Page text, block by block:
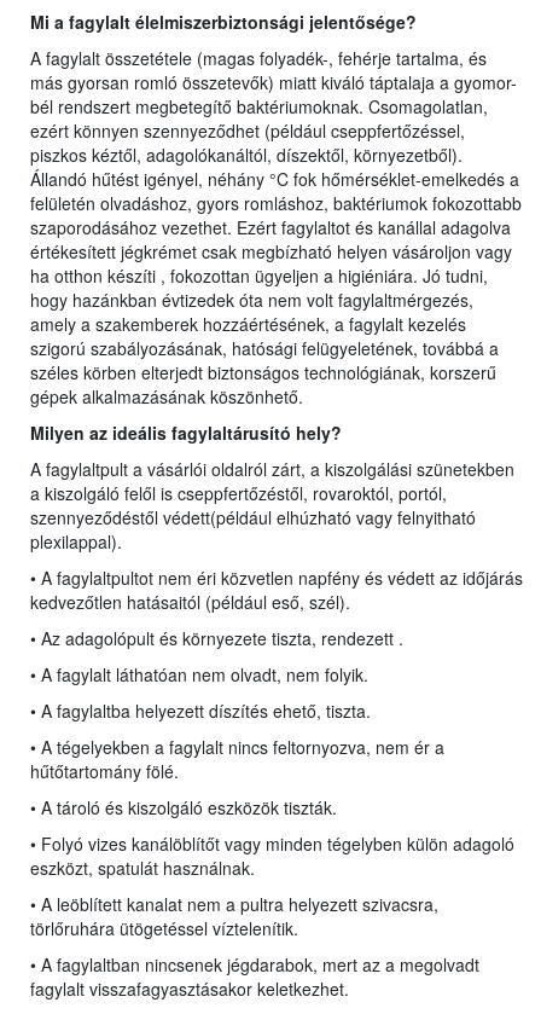
Mi a fagylalt élelmiszerbiztonsági jelentősége?
A fagylalt összetétele (magas folyadék-, fehérje tartalma, és
más gyorsan romló összetevők) miatt kiváló táptalaja a gyomor-
bél rendszert megbetegítő baktériumoknak. Csomagolatlan,
ezért könnyen szennyeződhet (például cseppfertőzéssel,
piszkos kéztől, adagolókanáltól, díszektől, környezetből).
Állandó hűtést igényel, néhány °C fok hőmérséklet-emelkedés a
felületén olvadáshoz, gyors romláshoz, baktériumok fokozottabb
szaporodásához vezethet. Ezért fagylaltot és kanállal adagolva
értékesített jégkrémet csak megbízható helyen vásároljon vagy
ha otthon készíti , fokozottan ügyeljen a higiéniára. Jó tudni,
hogy hazánkban évtizedek óta nem volt fagylaltmérgezés,
amely a szakemberek hozzáértésének, a fagylalt kezelés
szigorú szabályozásának, hatósági felügyeletének, továbbá a
széles körben elterjedt biztonságos technológiának, korszerű
gépek alkalmazásának köszönhető.
Milyen az ideális fagylaltárusító hely?
A fagylaltpult a vásárlói oldalról zárt, a kiszolgálási szünetekben
a kiszolgáló felől is cseppfertőzéstől, rovaroktól, portól,
szennyeződéstől védett(például elhúzható vagy felnyitható
plexilappal).
• A fagylaltpultot nem éri közvetlen napfény és védett az időjárás
kedvezőtlen hatásaitól (például eső, szél).
• Az adagolópult és környezete tiszta, rendezett .
• A fagylalt láthatóan nem olvadt, nem folyik.
• A fagylaltba helyezett díszítés ehető, tiszta.
• A tégelyekben a fagylalt nincs feltornyozva, nem ér a
hűtőtartomány fölé.
• A tároló és kiszolgáló eszközök tiszták.
• Folyó vizes kanálöblítőt vagy minden tégelyben külön adagoló
eszközt, spatulát használnak.
• A leöblített kanalat nem a pultra helyezett szivacsra,
törlőruhára ütögetéssel víztelenítik.
• A fagylaltban nincsenek jégdarabok, mert az a megolvadt
fagylalt visszafagyasztásakor keletkezhet.